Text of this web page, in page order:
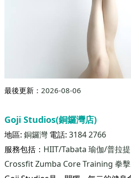
最後更新： 2026-08-06
Goji Studios(銅鑼灣店)
地區: 銅鑼灣電話: 3184 2766
服務包括： HIIT/Tabata 瑜伽/普拉提
CrossfitZumba Core Training 拳擊